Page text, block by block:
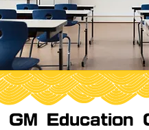
GM Education